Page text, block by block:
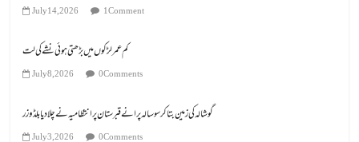
July 14, 2026 1 Comment
کم عمر لڑکوں میں بڑھتی ہوئی نشے کی لت
July 8, 2026 0 Comments
گوشالہ کی زمین بتا کر سوسالہ پرانے قبرستان پر انتظامیہ نے چلا دیا بلڈوزر
July 3, 2026 0 Comments